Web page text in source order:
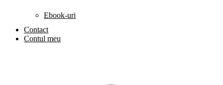
Ebook-uri
Contact
Contul meu